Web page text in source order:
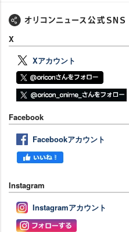
X
Xアカウント
Facebook
Facebookアカウント
Instagram
Instagramアカウント